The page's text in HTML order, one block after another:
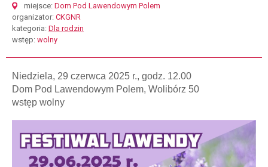
miejsce Dom Pod Lawendowym Polem
organizator CKGNR
kategoria Dla rodzin
wstęp wolny
Niedziela, 29 czerwca 2025 r., godz. 12.00
Dom Pod Lawendowym Polem, Wolibórz 50
wstęp wolny